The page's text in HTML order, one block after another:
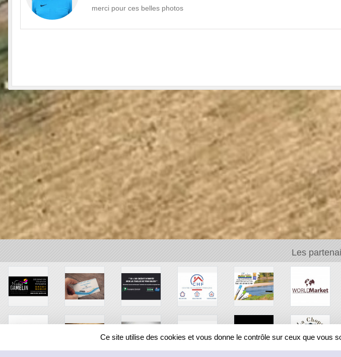
merci pour ces belles photos
Les
Ce site utilise des cookies et vous donne le contrôle sur ceux que vous